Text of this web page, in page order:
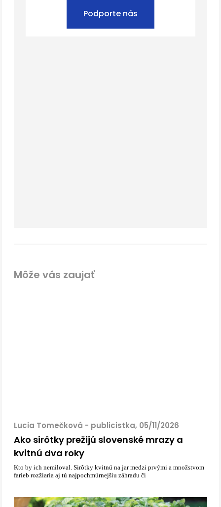
Podporte nás
Môže vás zaujať
Lucia Tomečková - publicistka, 05/11/2026
Ako sirôtky prežijú slovenské mrazy a
kvitnú dva roky
Kto by ich nemiloval. Sirôtky kvitnú na jar medzi prvými a množstvom
farieb rozžiaria aj tú najpochmúrnejšiu záhradu či